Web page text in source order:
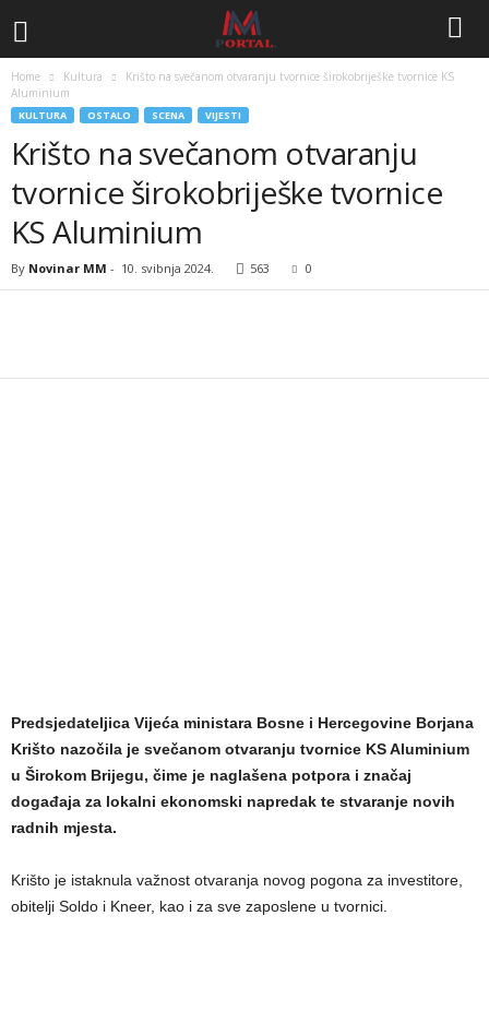
Home Kultura
Krišto na svečanom otvaranju tvornice širokobriješke tvornice KS
Aluminium
KULTURA OSTALO SCENA VIJESTI
Krišto na svečanom otvaranju
tvornice širokobriješke tvornice
KS Aluminium
By Novinar MM - 10. svibnja 2024. 563 0
Predsjedateljica Vijeća ministara Bosne i Hercegovine Borjana
Krišto nazočila je svečanom otvaranju tvornice KS Aluminium
u Širokom Brijegu, čime je naglašena potpora i značaj
događaja za lokalni ekonomski napredak te stvaranje novih
radnih mjesta.
Krišto je istaknula važnost otvaranja novog pogona za investitore,
obitelji Soldo i Kneer, kao i za sve zaposlene u tvornici.